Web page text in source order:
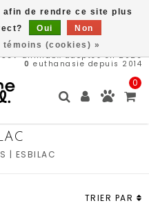
567animaux adoptés en 2026
0 euthanasie depuis 2014
0
| ESBILAC
TRIER PAR
de rendre ce site plus
Oui
Non
(cookies) »
partir de 89$*